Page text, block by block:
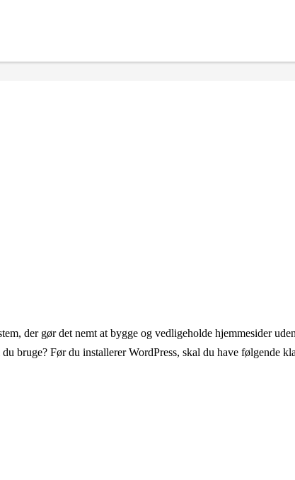
der gør det nemt at bygge og vedligeholde hjemmesider
bruge? Før du installerer WordPress, skal du have følgende